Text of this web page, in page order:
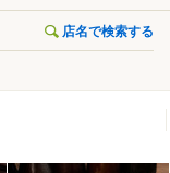
店名で検索する